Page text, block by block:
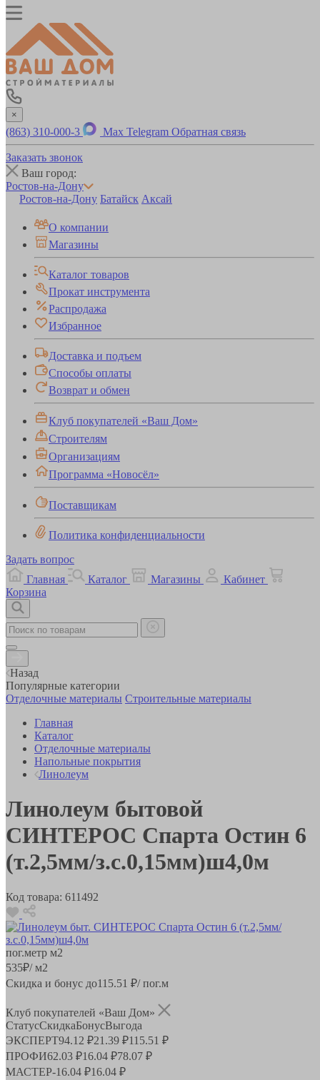
×
(863) 310-000-3 Max Telegram Обратная связь
Заказать звонок
Ваш город:
Ростов-на-Дону
Ростов-на-Дону Батайск Аксай
О компании
Магазины
Каталог товаров
Прокат инструмента
Распродажа
Избранное
Доставка и подъем
Способы оплаты
Возврат и обмен
Клуб покупателей «Ваш Дом»
Строителям
Организациям
Программа «Новосёл»
Поставщикам
Политика конфиденциальности
Задать вопрос
Главная
Каталог Магазины
Кабинет
Корзина
Назад
Популярные категории
Отделочные материалы Строительные материалы
Главная
Каталог
Отделочные материалы
Напольные покрытия
Линолеум
Линолеум бытовой
СИНТЕРОС Спарта Остин 6
(т.2,5мм/з.с.0,15мм)ш4,0м
Код товара: 611492
пог.метр м2
535₽/ м2
Скидка и бонус до115.51 ₽/ пог.м
Клуб покупателей «Ваш Дом»
СтатусСкидкаБонусВыгода
ЭКСПЕРТ94.12 ₽21.39 ₽115.51 ₽
ПРОФИ62.03 ₽16.04 ₽78.07 ₽
МАСТЕР-16.04 ₽16.04 ₽